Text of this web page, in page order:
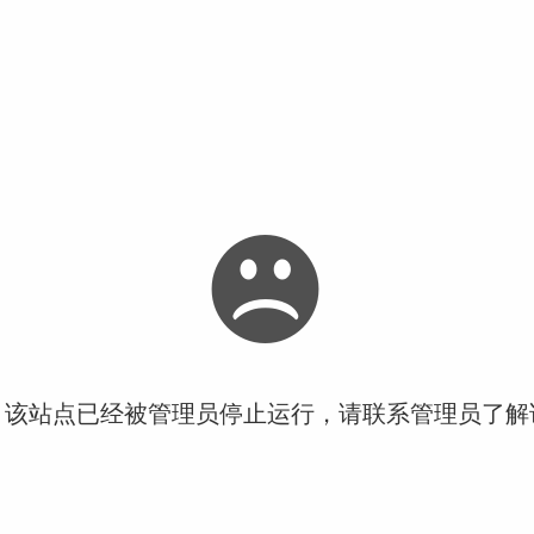
站点已经被管理员停止运行，请联系管理员了